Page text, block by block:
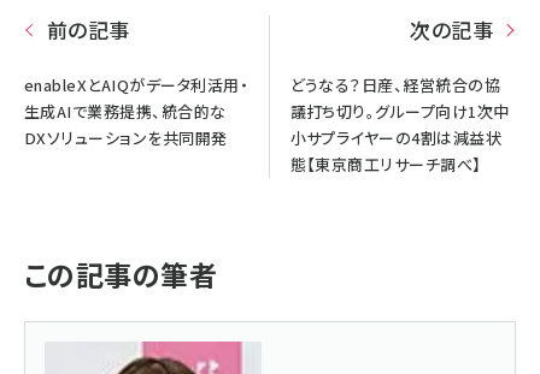
前の記事
enableXとAIQがデータ利活用・
生成AIで業務提携、統合的な
DXソリューションを共同開発
次の記事
どうなる？日産、経営統合の協
議打ち切り。グループ向け1次中
小サプライヤーの4割は減益状
態【東京商工リサーチ調べ】
この記事の筆者